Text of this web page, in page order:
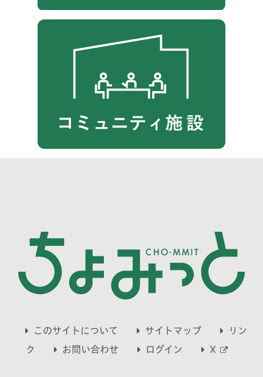
このサイトについて サイトマップ
リン
ク
お問い合わせ ログイン X
別